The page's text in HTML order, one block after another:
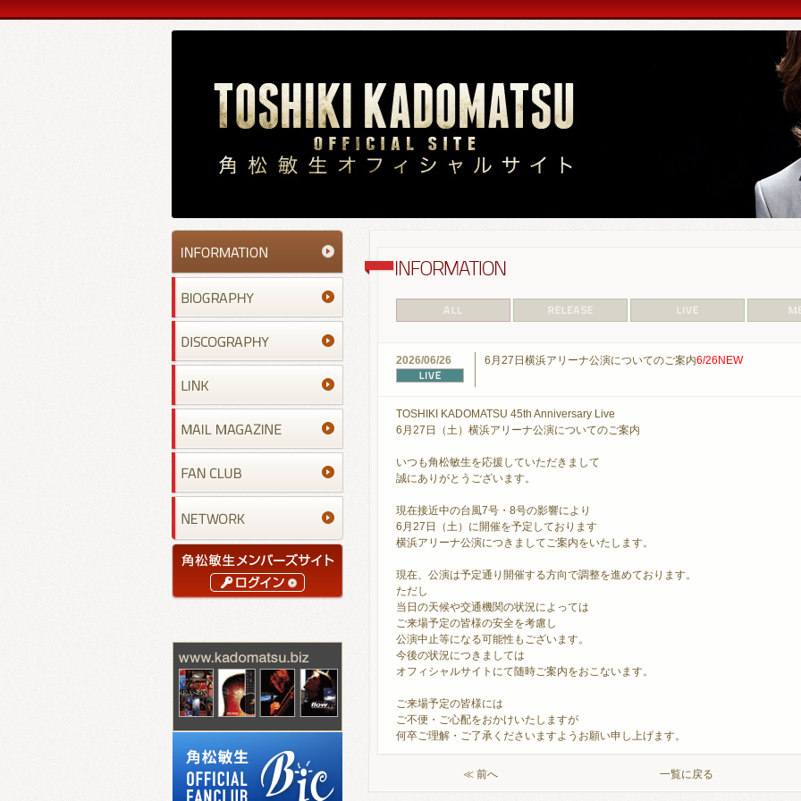
2026/06/26 6月27日横浜アリーナ公演についてのご案内6/26NEW
TOSHIKI KADOMATSU 45th Anniversary Live
6月27日（土）横浜アリーナ公演についてのご案内
いつも角松敏生を応援していただきまして
誠にありがとうございます。
現在接近中の台風7号・8号の影響により
6月27日（土）に開催を予定しております
横浜アリーナ公演につきましてご案内をいたします。
現在、公演は予定通り開催する方向で調整を進めております。
ただし
当日の天候や交通機関の状況によっては
ご来場予定の皆様の安全を考慮し
公演中止等になる可能性もございます。
今後の状況につきましては
オフィシャルサイトにて随時ご案内をおこないます。
ご来場予定の皆様には
ご不便・ご心配をおかけいたしますが
何卒ご理解・ご了承くださいますようお願い申し上げます。
≪ 前へ 一覧に戻る